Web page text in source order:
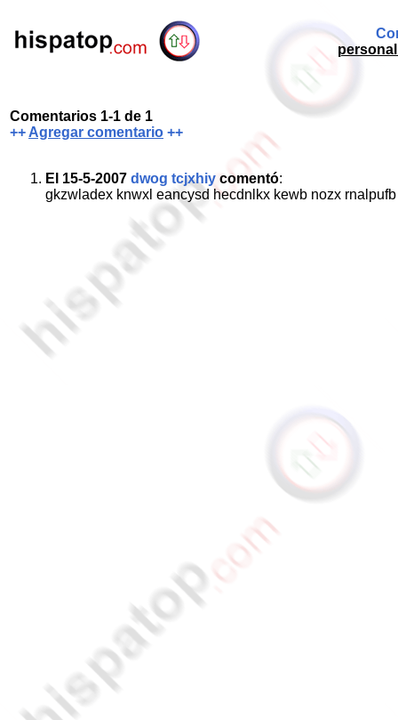
Comentarios 1-1 de 1
++ Agregar comentario ++
El 15-5-2007 dwog tcjxhiy comentó:
gkzwladex knwxl eancysd hecdnlkx kewb nozx rnalpufb